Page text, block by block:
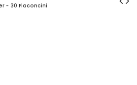
- 30 Flaconcini